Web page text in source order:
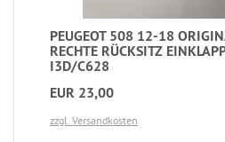
PEUGEOT 508 12-18
RECHTE RÜCKSITZ
I3D/C628
EUR 23,00
zzgl. Versandkosten